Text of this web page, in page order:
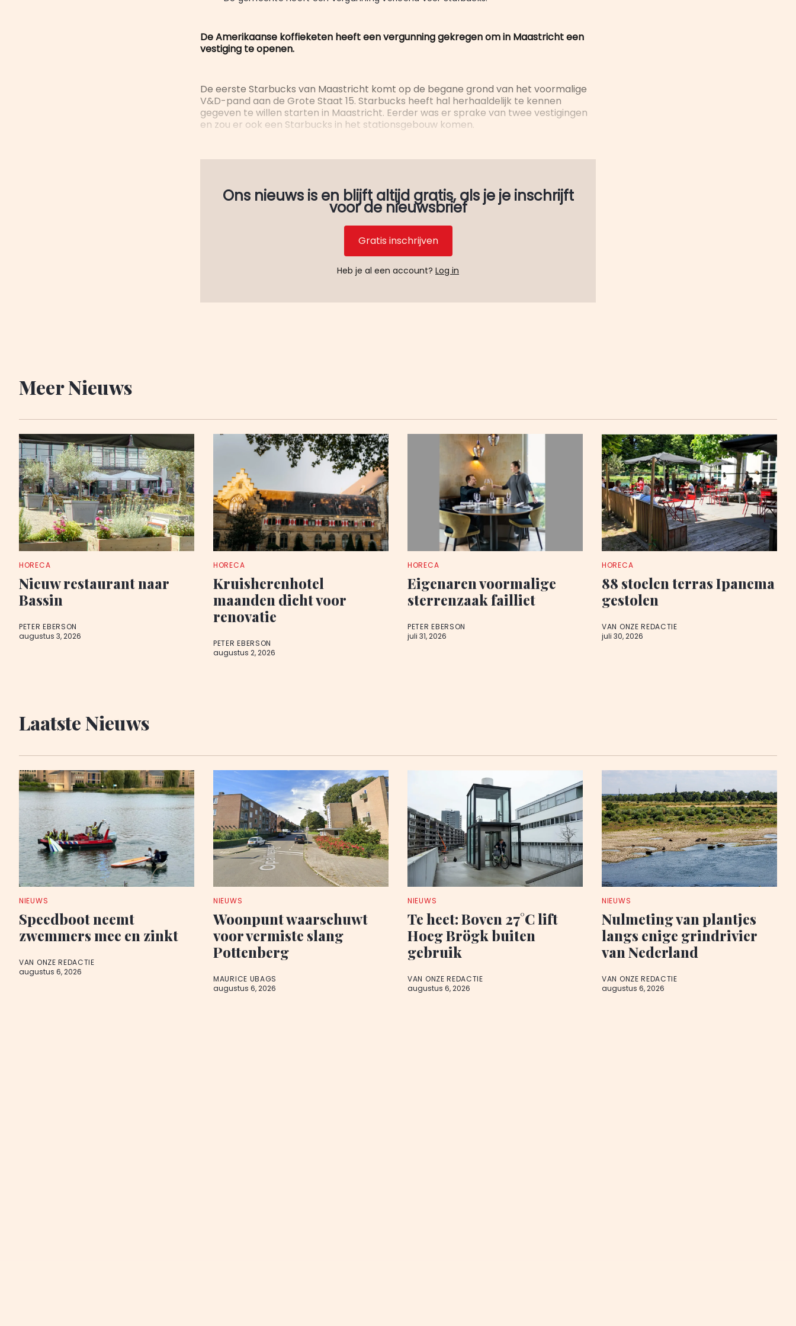
De Amerikaanse koffieketen heeft een vergunning gekregen om in Maastricht een
vestiging te openen.
De eerste Starbucks van Maastricht komt op de begane grond van het voormalige
V&D-pand aan de Grote Staat 15. Starbucks heeft hal herhaaldelijk te kennen
gegeven te willen starten in Maastricht. Eerder was er sprake van twee vestigingen
en zou er ook een Starbucks in het stationsgebouw komen.
Ons nieuws is en blijft altijd gratis, als je je inschrijft
voor de nieuwsbrief
Gratis inschrijven
Heb je al een account? Log in
Meer Nieuws
HORECA
Nieuw restaurant naar
Bassin
PETER EBERSON
augustus 3, 2026
HORECA
Kruisherenhotel
maanden dicht voor
renovatie
PETER EBERSON
augustus 2, 2026
HORECA
Eigenaren voormalige
sterrenzaak failliet
PETER EBERSON
juli 31, 2026
HORECA
88 stoelen terras Ipanema
gestolen
VAN ONZE REDACTIE
juli 30, 2026
Laatste Nieuws
NIEUWS
Speedboot neemt
zwemmers mee en zinkt
VAN ONZE REDACTIE
augustus 6, 2026
NIEUWS
Woonpunt waarschuwt
voor vermiste slang
Pottenberg
MAURICE UBAGS
augustus 6, 2026
NIEUWS
Te heet: Boven 27°C lift
Hoeg Brögk buiten
gebruik
VAN ONZE REDACTIE
augustus 6, 2026
NIEUWS
Nulmeting van plantjes
langs enige grindrivier
van Nederland
VAN ONZE REDACTIE
augustus 6, 2026